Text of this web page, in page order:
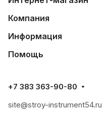
Компания
Информация
Помощь
+7 383 363-90-80
site@stroy-instrument54.ru